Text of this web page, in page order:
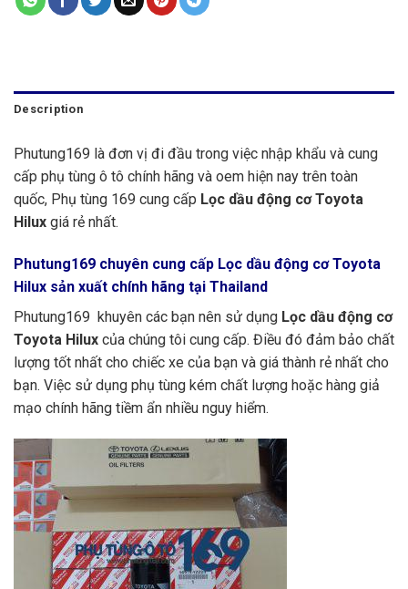
Description
Phutung169 là đơn vị đi đầu trong việc nhập khẩu và cung
cấp phụ tùng ô tô chính hãng và oem hiện nay trên toàn
quốc, Phụ tùng 169 cung cấp Lọc dầu động cơ Toyota
Hilux giá rẻ nhất.
Phutung169 chuyên cung cấp Lọc dầu động cơ Toyota
Hilux sản xuất chính hãng tại Thailand
Phutung169 khuyên các bạn nên sử dụng Lọc dầu động cơ
Toyota Hilux của chúng tôi cung cấp. Điều đó đảm bảo chất
lượng tốt nhất cho chiếc xe của bạn và giá thành rẻ nhất cho
bạn. Việc sử dụng phụ tùng kém chất lượng hoặc hàng giả
mạo chính hãng tiềm ẩn nhiều nguy hiểm.